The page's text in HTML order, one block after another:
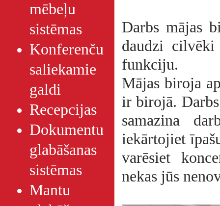
mēbeļu
sistēmas
Konferenču
saliekamie
galdi
Recepcijas
Dokumentu
glabāšanas
sistēmas
Mantu
Darbs mājas
daudzi
funkciju.
Mājas biroja
ir birojā.
samazina
iekārtojiet
varēsiet
nekas jūs